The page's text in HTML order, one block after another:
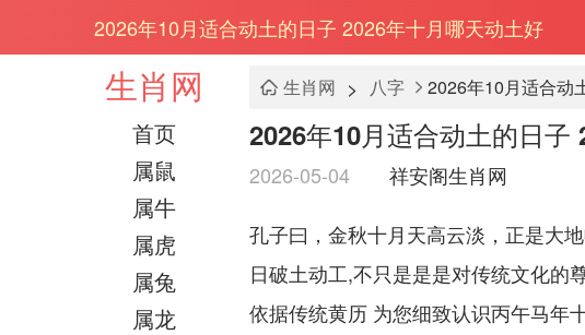
2026年10月适合动土的日子 2026年十月哪天动土好
生肖网
首页
属鼠
属牛
属虎
属兔
属龙
生肖网 > 八字 2026年10月适合动
2026年10月适合动土的日子
2026-05-04 祥安阁生肖网
孔子曰，金秋十月天高云淡，正是大
日破土动工,不只是是是对传统文化的
依据传统黄历 为您细致认识丙午马年